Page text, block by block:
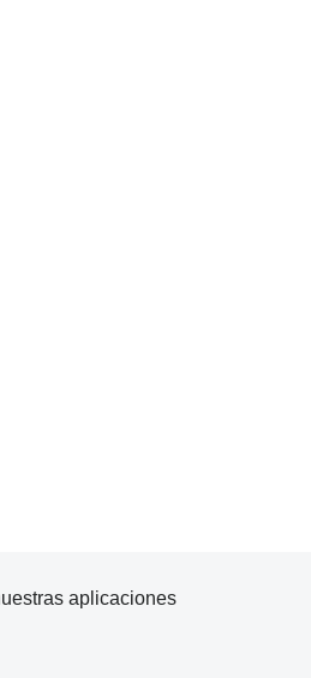
aplicaciones